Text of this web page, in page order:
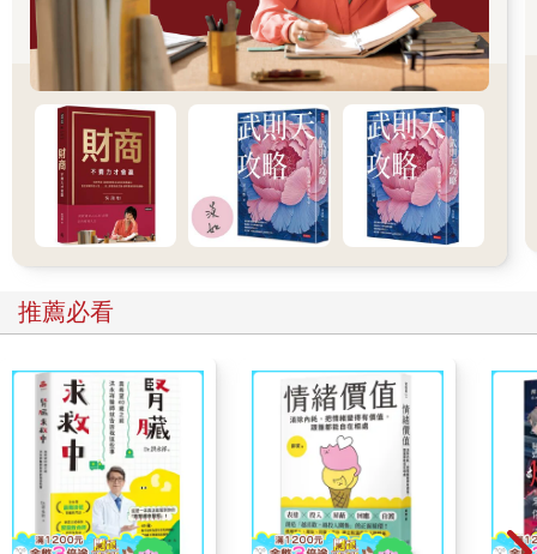
佩里斯（Apelles）和戴克斯特 （Dexter）曾在這裡吃了頓愉快的
午餐，同時上了床。」就連皇帝的貼身男僕也幹這種事！
泡澡之後，一定要吃頓好的。可以的話就邀朋友來，別找浴
場那些馬屁精。羅馬生活中常有的災難是邀請太多，常有客人放
你鴿子。這種事實在惱人，我常在隔天早上寫信給他們，表達不
滿。我會擺出嚴肅的態度，說他們說好要來晚餐，卻根本不曾出
席，實在過分。我威脅要向他們收取烹煮食物和美酒開瓶的費
用。我列出我準備的食物：一顆萵苣、三隻蝸牛、兩顆蛋和一個
大麥蛋糕，以及海膽、母豬腩、甜酒，甚至還有一些雪（你知道
千種同樣美味的珍饈，何況我還提供了娛樂。讀詩人、樂師和卡
迪斯 (Cadiz）的舞者都請來了。沒錯，失約的人或許在更高雅的
晚。
這類的私人興趣都比不上大型的公開競技賽。人人都愛羅馬
競技場的角鬥士、馬克西穆斯競技場的狩獵動物和戰車賽，以及
劇院的表演，這些都是為了娛樂人民。如果想培養羅馬人的態
度，就要熟悉這些活動。最重要的是學著重視這些盛事，甚至把
這些看得比食物等民生必需品更重要。偉大的圖拉真皇帝平定了
好戰的達契亞人，他極為重視演員和其他劇場藝術家，也重視戰
推薦必看